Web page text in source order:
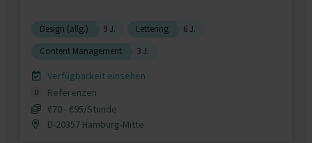
Design (allg.) 9 J. Lettering
6 J.
Content Management
3 J.
Verfügbarkeit einsehen
0
Referenzen
€70 - €95/Stunde
D-20357 Hamburg-Mitte